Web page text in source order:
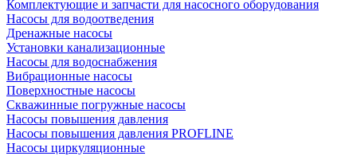
Комплектующие и запчасти для насосного оборудования
Насосы для водоотведения
Дренажные насосы
Установки канализационные
Насосы для водоснабжения
Вибрационные насосы
Поверхностные насосы
Скважинные погружные насосы
Насосы повышения давления
Насосы повышения давления PROFLINE
Насосы циркуляционные